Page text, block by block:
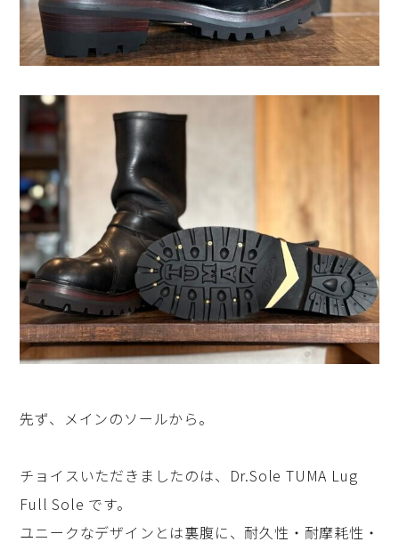
先ず、メインのソールから。
チョイスいただきましたのは、Dr.Sole TUMA Lug
Full Sole です。
ユニークなデザインとは裏腹に、耐久性・耐摩耗性・